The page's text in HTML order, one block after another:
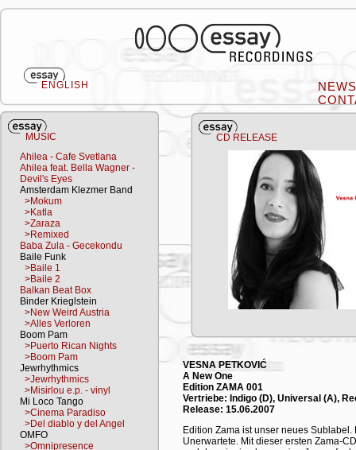
ENGLISH
Ahilea - Cafe Svetlana
Ahilea feat. Bella Wagner -
Devil's Eyes
Amsterdam Klezmer Band
>Mokum
>Katla
>Zaraza
>Remixed
Baba Zula - Gecekondu
Baile Funk
>Baile 1
>Baile 2
Balkan Beat Box
Binder Krieglstein
>New Weird Austria
>Alles Verloren
Boom Pam
>Puerto Rican Nights
>Boom Pam
Jewrhythmics
>Jewrhythmics
>Misirlou e.p. - vinyl
Mi Loco Tango
>Cinema Paradiso
>Del diablo y del Angel
OMFO
>Omnipresence
MUSIC CD RELEASE
VESNA PETKOVIĆ
A New One
Edition ZAMA 001
Vertriebe: Indigo (D), Universal (A),
Release: 15.06.2007
Edition Zama ist unser neues
Unerwartete. Mit dieser ersten Zama-